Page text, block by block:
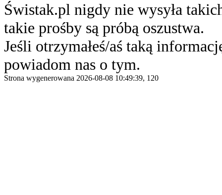
Świstak.pl nigdy nie wysyła
takie prośby są próbą oszustwa.
Jeśli otrzymałeś/aś taką
powiadom nas o tym.
Strona wygenerowana 2026-08-08 10:49:39, 120